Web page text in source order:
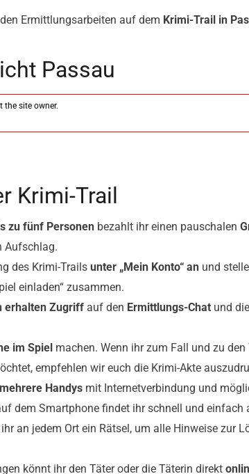
Ermittlungsarbeiten auf dem Krimi-Trail in
Passau
the site owner.
Krimi-Trail
zu fünf Personen bezahlt ihr einen pauschalen
Aufschlag.
des Krimi-Trails unter „Mein Konto“ an und
einladen“ zusammen.
erhalten Zugriff auf den Ermittlungs-Chat und die
im Spiel machen. Wenn ihr zum Fall und zu
empfehlen wir euch die Krimi-Akte
mehrere Handys mit Internetverbindung und
dem Smartphone findet ihr schnell und einfach
an jedem Ort ein Rätsel, um alle Hinweise zur
könnt ihr den Täter oder die Täterin direkt